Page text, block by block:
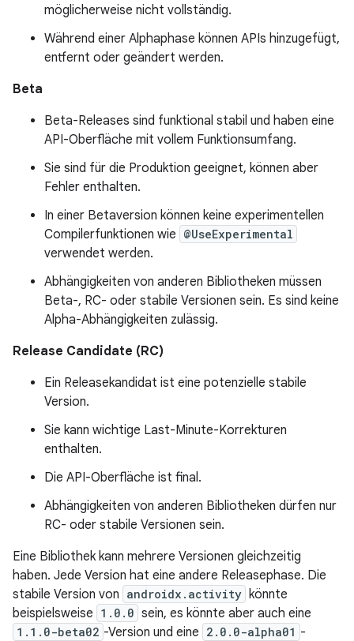
möglicherweise nicht vollständig.
Während einer Alphaphase können APIs hinzugefügt,
entfernt oder geändert werden.
Beta
Beta-Releases sind funktional stabil und haben eine
API-Oberfläche mit vollem Funktionsumfang.
Sie sind für die Produktion geeignet, können aber
Fehler enthalten.
In einer Betaversion können keine experimentellen
Compilerfunktionen wie @UseExperimental
verwendet werden.
Abhängigkeiten von anderen Bibliotheken müssen
Beta-, RC- oder stabile Versionen sein. Es sind keine
Alpha-Abhängigkeiten zulässig.
Release Candidate (RC)
Ein Releasekandidat ist eine potenzielle stabile
Version.
Sie kann wichtige Last-Minute-Korrekturen
enthalten.
Die API-Oberfläche ist final.
Abhängigkeiten von anderen Bibliotheken dürfen nur
RC- oder stabile Versionen sein.
Eine Bibliothek kann mehrere Versionen gleichzeitig
haben. Jede Version hat eine andere Releasephase. Die
stabile Version von androidx.activity könnte
beispielsweise 1.0.0 sein, es könnte aber auch eine
1.1.0-beta02 -Version und eine 2.0.0-alpha01 -